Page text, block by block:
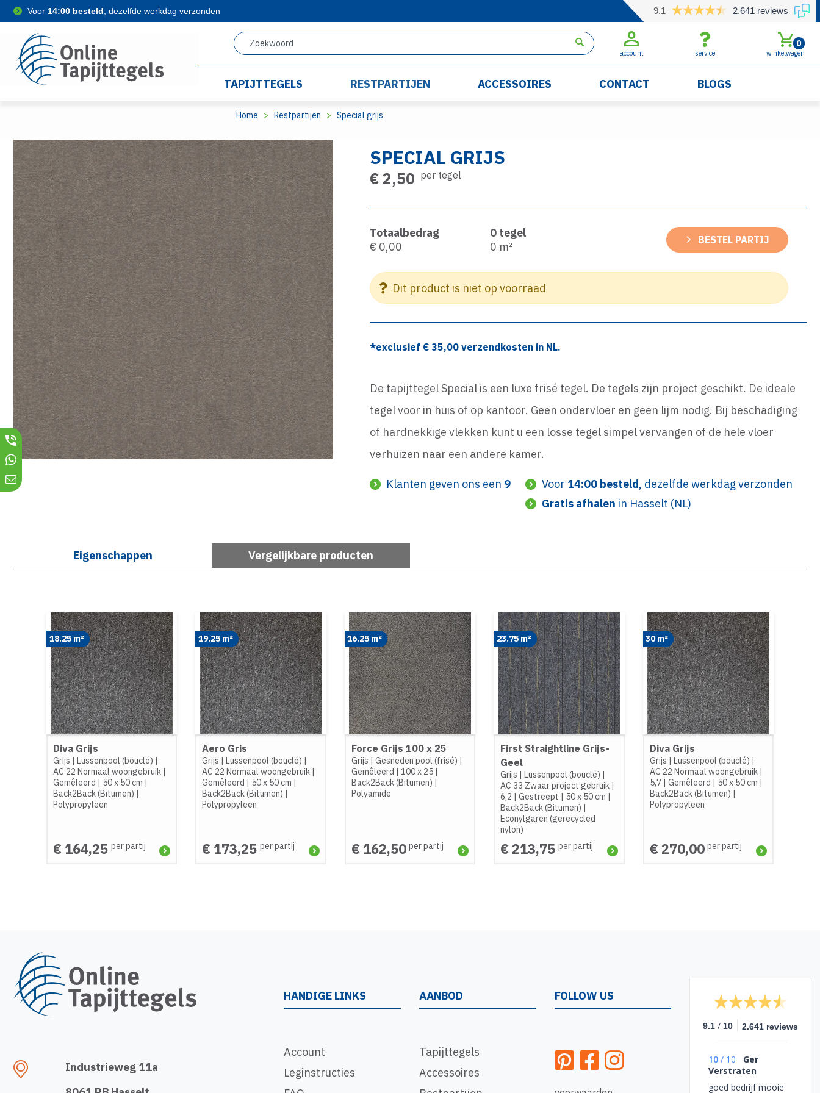
Voor 14:00 besteld , dezelfde werkdag verzonden 9.1 2.641 reviews
account service winkelwagen
0
TAPIJTTEGELS RESTPARTIJEN ACCESSOIRES CONTACT BLOGS
Home Restpartijen Special grijs
SPECIAL GRIJS
€ 2,50 per tegel
Totaalbedrag
€ 0,00
0 tegel
0 m² BESTEL PARTIJ
Dit product is niet op voorraad
*exclusief €35,00 verzendkosten in NL.
De tapijttegel Special is een luxe frisé tegel. De tegels zijn project geschikt. De ideale
tegel voor in huis of op kantoor. Geen ondervloer en geen lijm nodig. Bij beschadiging
of hardnekkige vlekken kunt u een losse tegel simpel vervangen of de hele vloer
verhuizen naar een andere kamer.
Klanten geven ons een 9 Voor 14:00 besteld, dezelfde werkdag verzonden
Gratis afhalen in Hasselt (NL)
Eigenschappen Vergelijkbare producten
18.25 m²
Diva Grijs
Grijs | Lussenpool (bouclé) |
AC 22 Normaal woongebruik |
Gemêleerd | 50 x 50 cm |
Back2Back (Bitumen) |
Polypropyleen
€ 164,25 per partij
19.25 m²
Aero Gris
Grijs |Lussenpool (bouclé) |
AC 22 Normaal woongebruik |
Gemêleerd | 50 x 50 cm |
Back2Back (Bitumen) |
Polypropyleen
€ 173,25 per partij
16.25 m²
Force Grijs 100 x 25
Grijs | Gesneden pool (frisé) |
Gemêleerd | 100 x 25|
Back2Back (Bitumen) |
Polyamide
€ 162,50 per partij
23.75 m²
First Straightline Grijs-
Geel
Grijs |Lussenpool (bouclé) |
AC 33 Zwaar project gebruik |
6,2 |Gestreept | 50 x 50 cm |
Back2Back (Bitumen) |
Econylgaren (gerecycled
nylon)
€ 213,75 per partij
30 m²
Diva Grijs
Grijs | Lussenpool (bouclé) |
AC 22 Normaal woongebruik|
5,7| Gemêleerd | 50 x 50 cm |
Back2Back (Bitumen) |
Polypropyleen
€ 270,00 per partij
Industrieweg 11a
HANDIGE LINKS
Account
Leginstructies
AANBOD
Tapijttegels
Accessoires
FOLLOW US
9.1 / 10 2.641 reviews
10 / 10
Ger
Verstraten
goed bedrijf mooie